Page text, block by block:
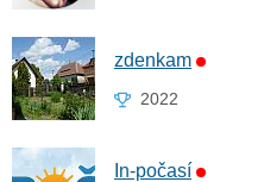
zdenkam
2022
In-počasí